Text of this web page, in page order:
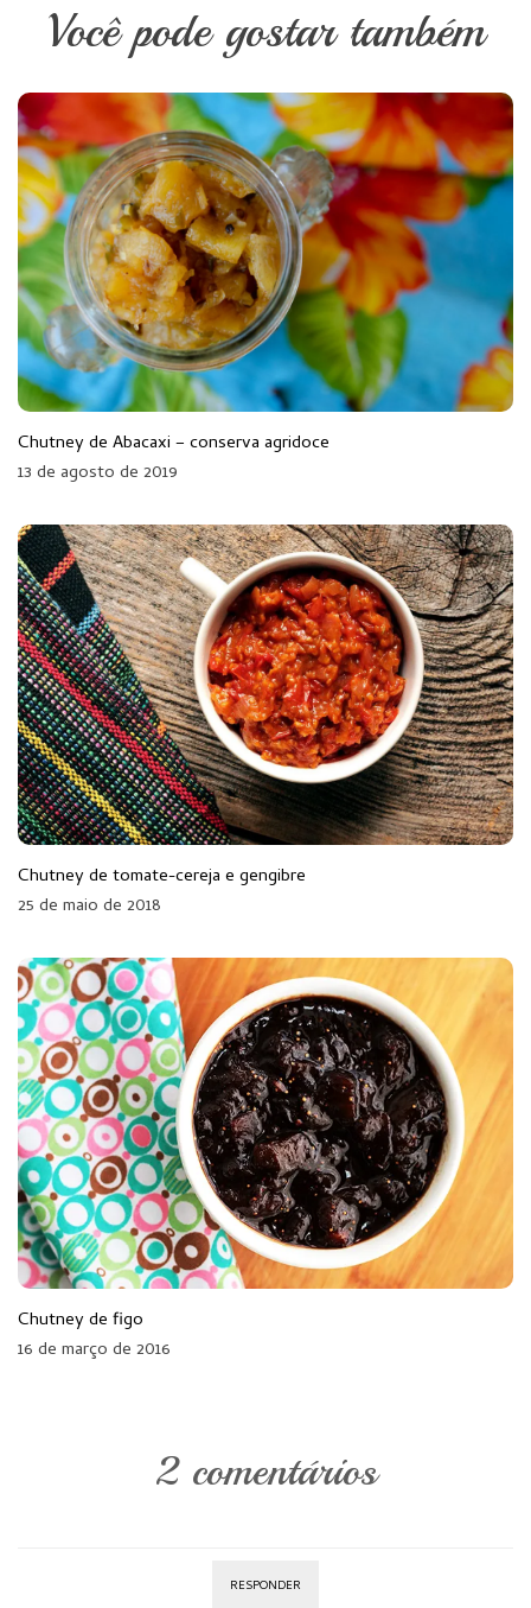
Você pode gostar também
Chutney de Abacaxi – conserva agridoce
13 de agosto de 2019
Chutney de tomate-cereja e gengibre
25 de maio de 2018
Chutney de figo
16 de março de 2016
2 comentários
RESPONDER